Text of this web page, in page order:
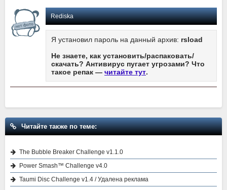
Rediska
Я установил пароль на данный архив: rsload
Не знаете, как установить/распаковать/
скачать? Антивирус пугает угрозами? Что
такое репак — читайте тут.
Читайте также по теме:
The Bubble Breaker Challenge v1.1.0
Power Smash™ Challenge v4.0
Taumi Disc Challenge v1.4 / Удалена реклама